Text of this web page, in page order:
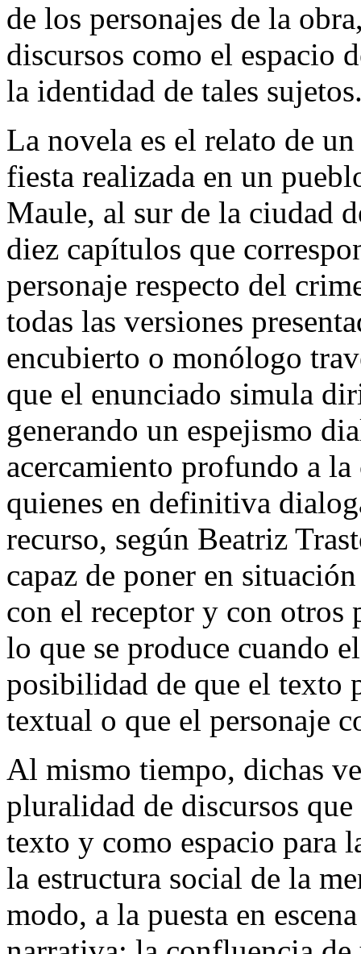
de los personajes de la
discursos como el espacio
la identidad de tales
La novela es el relato de
fiesta realizada en un
Maule, al sur de la ciudad
diez capítulos que
personaje respecto del
todas las versiones
encubierto o monólogo
que el enunciado simula
generando un espejismo
acercamiento profundo a
quienes en definitiva
recurso, según Beatriz
capaz de poner en
con el receptor y con otros
lo que se produce cuando
posibilidad de que el texto
textual o que el personaje
Al mismo tiempo, dichas
pluralidad de discursos
texto y como espacio para
la estructura social de la
modo, a la puesta en